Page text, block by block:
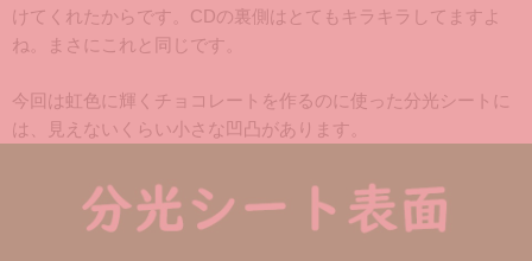
けてくれたからです。CDの裏側はとてもキラキラしてますよ
ね。まさにこれと同じです。
今回は虹色に輝くチョコレートを作るのに使った分光シートに
は、見えないくらい小さな凹凸があります。